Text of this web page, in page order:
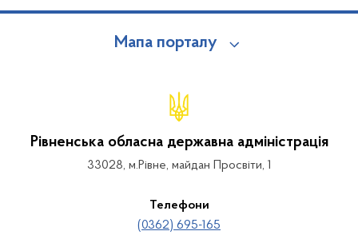
Мапа порталу
Рівненська обласна державна адміністрація
33028, м.Рівне, майдан Просвіти, 1
Телефони
(0362) 695-165